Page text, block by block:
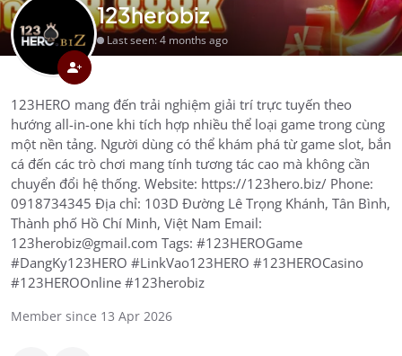
123herobiz
Last seen: 4 months ago
123HERO mang đến trải nghiệm giải trí trực tuyến theo
hướng all-in-one khi tích hợp nhiều thể loại game trong cùng
một nền tảng. Người dùng có thể khám phá từ game slot, bắn
cá đến các trò chơi mang tính tương tác cao mà không cần
chuyển đổi hệ thống. Website: https://123hero.biz/ Phone:
0918734345 Địa chỉ: 103D Đường Lê Trọng Khánh, Tân Bình,
Thành phố Hồ Chí Minh, Việt Nam Email:
123herobiz@gmail.com Tags: #123HEROGame
#DangKy123HERO #LinkVao123HERO #123HEROCasino
#123HEROOnline #123herobiz
Member since 13 Apr 2026